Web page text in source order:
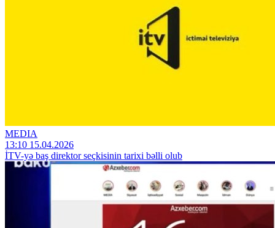
MEDIA
13:10 15.04.2026
İTV-yə baş direktor seçkisinin tarixi bəlli olub